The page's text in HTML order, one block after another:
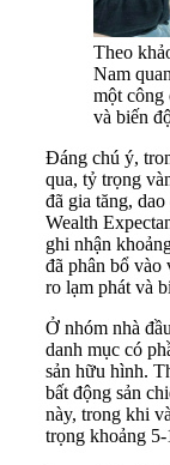
Theo
Nam
một công
và biến
Đáng chú ý,
qua, tỷ trọng
đã gia tăng,
Wealth
ghi nhận
đã phân bổ vào
ro lạm phát và
Ở nhóm nhà
danh mục có
sản hữu hình.
bất động sản
này, trong khi
trọng khoảng